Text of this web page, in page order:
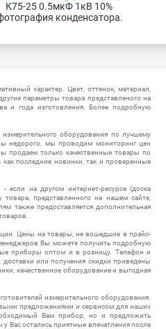
К75-25 0.5мкФ 1кВ 10%
конденсатора.
характер. Цвет, оттенок, материал,
параметры товара представленого на
и года изготовления. Более подробную
оборудования по лучшему
недорого, мы проводим мониторинг цен
продаем только качественные товары по
последние новинки, так и проверенные
если на другом интернет-ресурсе (доска
представленного на нашем сайте,
также предоставляется дополнительная
Цены на товары, не вошедшие в прайс-
Вы можете получить подробную
приборы оптом и в розницу. Телефон и
или получения скидки приведены
качественное оборудование и выгодная
измерительного оборудования.
предложениями и сервисом для наших
Вам прибор, но и предложить
Вас остались приятные впечатления после